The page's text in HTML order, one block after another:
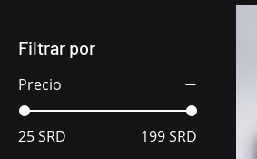
Filtrar por
Precio
25 SRD 199 SRD